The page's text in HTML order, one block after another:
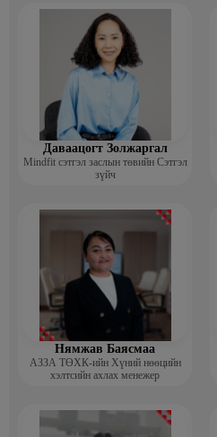
Даваацогт Золжаргал
Mindfit сэтгэл заслын төвийн Сэтгэл
зүйч
Нямжав Баясмаа
АЗЗА ТӨХК-ийн Хүний нөөцийн
хэлтсийн ахлах менежер